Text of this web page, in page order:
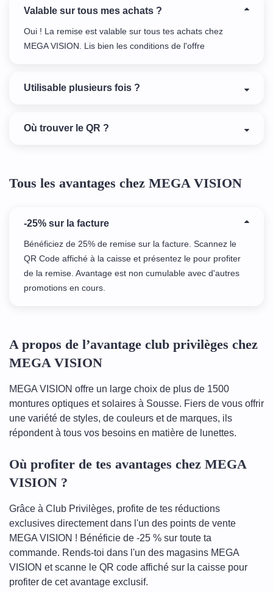
Valable sur tous mes achats ?
Oui ! La remise est valable sur tous tes achats chez
MEGA VISION. Lis bien les conditions de l'offre
Utilisable plusieurs fois ?
Où trouver le QR ?
Tous les avantages chez MEGA VISION
-25% sur la facture
Bénéficiez de 25% de remise sur la facture. Scannez le
QR Code affiché à la caisse et présentez le pour profiter
de la remise. Avantage est non cumulable avec d'autres
promotions en cours.
A propos de l’avantage club privilèges chez
MEGA VISION
MEGA VISION offre un large choix de plus de 1500
montures optiques et solaires à Sousse. Fiers de vous offrir
une variété de styles, de couleurs et de marques, ils
répondent à tous vos besoins en matière de lunettes.
Où profiter de tes avantages chez MEGA
VISION ?
Grâce à Club Privilèges, profite de tes réductions
exclusives directement dans l'un des points de vente
MEGA VISION ! Bénéficie de -25 % sur toute ta
commande. Rends-toi dans l'un des magasins MEGA
VISION et scanne le QR code affiché sur la caisse pour
profiter de cet avantage exclusif.